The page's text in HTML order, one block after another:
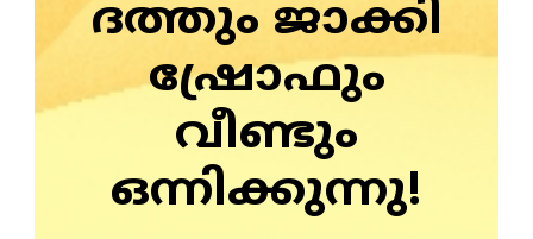
ദത്തും ജാക്കി
ഷ്രോഫും
വീണ്ടും
ഒന്നിക്കുന്നു!